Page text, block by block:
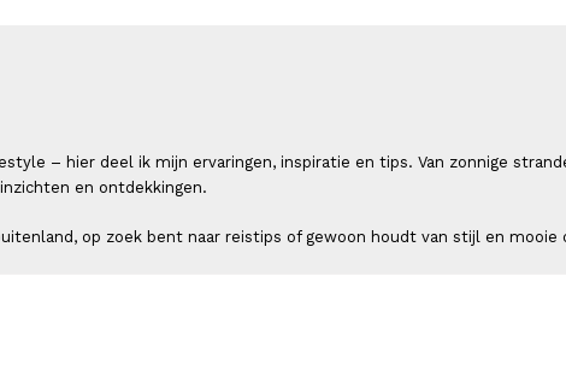
– hier deel ik mijn ervaringen, inspiratie en tips. Van zonnige
en ontdekkingen.
op zoek bent naar reistips of gewoon houdt van stijl en mooie